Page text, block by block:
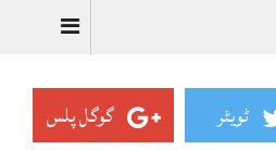
ٹویٹر گوگل پلس